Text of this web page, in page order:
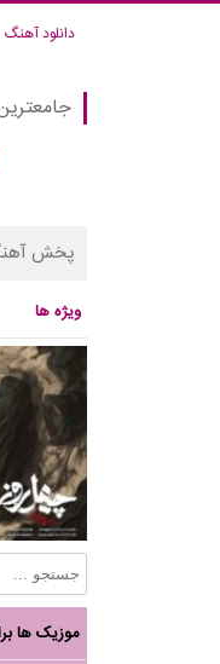
دانلود آهنگ
پخش
ویژه ها
موزیک ها